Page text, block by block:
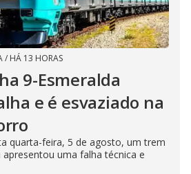
/ HÁ 13 HORAS
9-Esmeralda
e é esvaziado na
quarta-feira, 5 de agosto, um trem
apresentou uma falha técnica e